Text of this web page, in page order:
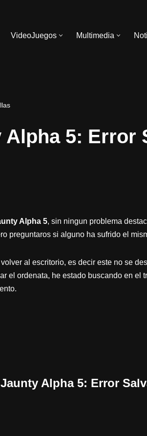
VideoJuegos Multimedia
Alpha 5: Error
Alpha 5, sin ningun problema
preguntaros si alguno ha sufrido el
al escritorio, es decir este no se
el ordenata, he estado buscando en el
Alpha 5: Error